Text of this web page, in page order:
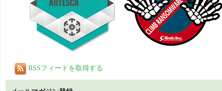
RSSフィードを取得する